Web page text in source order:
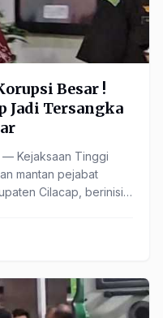
Besar !
Jadi Tersangka
— Kejaksaan Tinggi
mantan pejabat
Cilacap, berinisial